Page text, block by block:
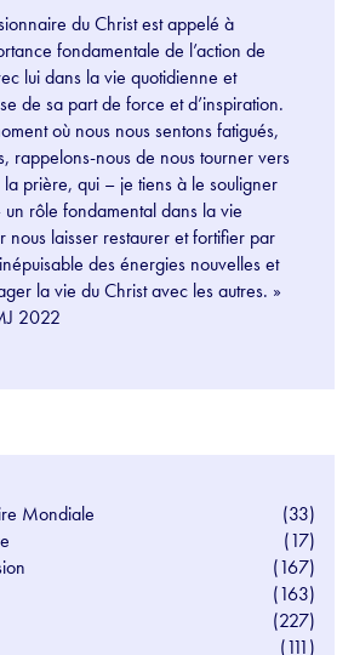
du Christ est appelé à
fondamentale de l’action de
lui dans la vie quotidienne et
de sa part de force et d’inspiration.
où nous nous sentons fatigués,
rappelons-nous de nous tourner vers
la prière, qui – je tiens à le souligner
rôle fondamental dans la vie
nous laisser restaurer et fortifier par
des énergies nouvelles et
la vie du Christ avec les autres. »
2022
Mondiale
(33)
(17)
(167)
(163)
(227)
(111)